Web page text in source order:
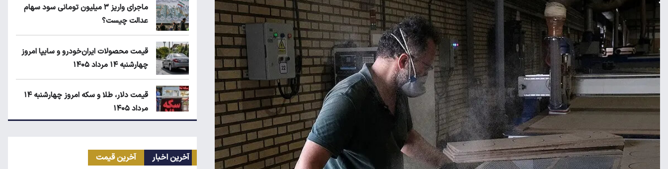
ماجرای واریز ۳ میلیون تومانی سود سهام
عدالت چیست؟
قیمت محصولات ایران‌خودرو و سایپا امروز
چهارشنبه ۱۴ مرداد ۱۴۰۵
قیمت دلار، طلا و سکه امروز چهارشنبه ۱۴
مرداد ۱۴۰۵
۲ آخرین اخبار آخرین قیمت